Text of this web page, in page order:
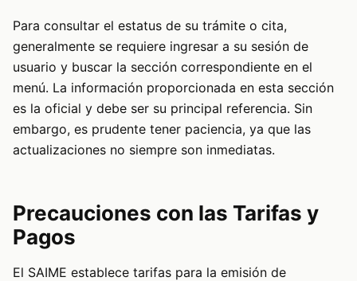
Para consultar el estatus de su trámite o cita,
generalmente se requiere ingresar a su sesión de
usuario y buscar la sección correspondiente en el
menú. La información proporcionada en esta sección
es la oficial y debe ser su principal referencia. Sin
embargo, es prudente tener paciencia, ya que las
actualizaciones no siempre son inmediatas.
Precauciones con las Tarifas y
Pagos
El SAIME establece tarifas para la emisión de